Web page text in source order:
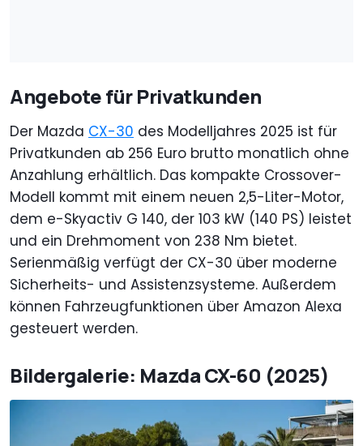
Angebote für Privatkunden
Der Mazda CX-30 des Modelljahres 2025 ist für
Privatkunden ab 256 Euro brutto monatlich ohne
Anzahlung erhältlich. Das kompakte Crossover-
Modell kommt mit einem neuen 2,5-Liter-Motor,
dem e-Skyactiv G 140, der 103 kW (140 PS) leistet
und ein Drehmoment von 238 Nm bietet.
Serienmäßig verfügt der CX-30 über moderne
Sicherheits- und Assistenzsysteme. Außerdem
können Fahrzeugfunktionen über Amazon Alexa
gesteuert werden.
Bildergalerie: Mazda CX-60 (2025)